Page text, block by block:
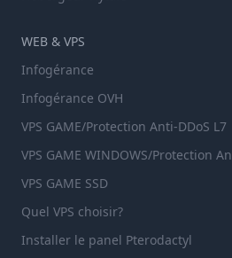
WEB & VPS
Infogérance
Infogérance OVH
VPS GAME/Protection Anti-DDoS L7
VPS GAME WINDOWS/Protection
VPS GAME SSD
Quel VPS choisir?
Installer le panel Pterodactyl